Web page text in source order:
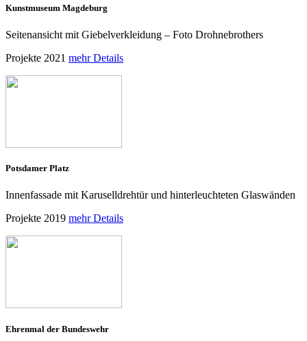
Kunstmuseum Magdeburg
Seitenansicht mit Giebelverkleidung – Foto Drohnebrothers
Projekte 2021 mehr Details
Potsdamer Platz
Innenfassade mit Karuselldrehtür und hinterleuchteten Glaswänden
Projekte 2019 mehr Details
Ehrenmal der Bundeswehr